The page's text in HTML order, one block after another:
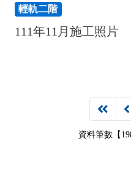
輕軌二階
111年11月施工照片
資料筆數【